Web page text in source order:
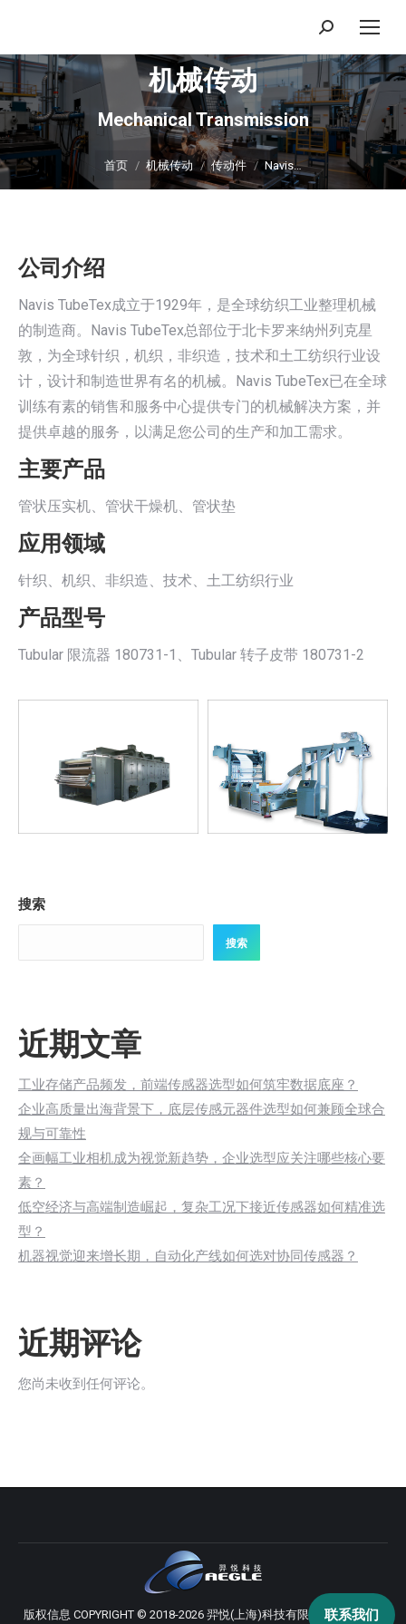
搜
索：
机械传动
Mechanical Transmission
你在这里：
首页 机械传动 传动件 Navis…
公司介绍
Navis TubeTex成立于1929年，是全球纺织工业整理机械
的制造商。Navis TubeTex总部位于北卡罗来纳州列克星
敦，为全球针织，机织，非织造，技术和土工纺织行业设
计，设计和制造世界有名的机械。Navis TubeTex已在全球
训练有素的销售和服务中心提供专门的机械解决方案，并
提供卓越的服务，以满足您公司的生产和加工需求。
主要产品
管状压实机、管状干燥机、管状垫
应用领域
针织、机织、非织造、技术、土工纺织行业
产品型号
Tubular 限流器 180731-1、Tubular 转子皮带 180731-2
搜索
搜索
近期文章
工业存储产品频发，前端传感器选型如何筑牢数据底座？
企业高质量出海背景下，底层传感元器件选型如何兼顾全球合
规与可靠性
全画幅工业相机成为视觉新趋势，企业选型应关注哪些核心要
素？
低空经济与高端制造崛起，复杂工况下接近传感器如何精准选
型？
机器视觉迎来增长期，自动化产线如何选对协同传感器？
近期评论
您尚未收到任何评论。
版权信息 COPYRIGHT © 2018-2026 羿悦(上海)科技有限公司 版权所有
联系我们